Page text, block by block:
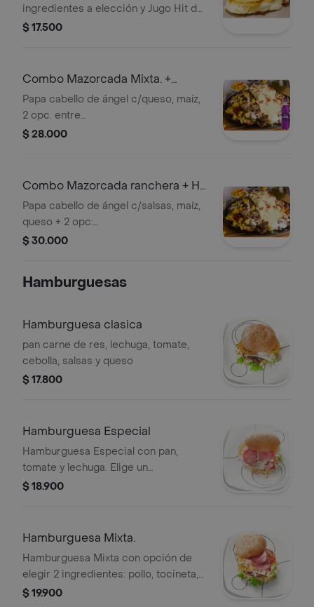
ingredientes a elección y Jugo Hit de
350 ml. Incluye opciones de salsa:
mora, lulo y mango.
$ 17.500
Combo Mazorcada Mixta. +
gaseosa 250 ml
Papa cabello de ángel c/queso, maíz,
2 opc. entre
pollo/carne/tocineta/chorizo + Papas
$ 28.000
Combo Mazorcada ranchera + Hit
350Ml
Papa cabello de ángel c/salsas, maíz,
queso + 2 opc:
pollo/carne/tocineta/chorizo + Papas
$ 30.000
Hamburguesas
Hamburguesa clasica
pan carne de res, lechuga, tomate,
cebolla, salsas y queso
$ 17.800
Hamburguesa Especial
Hamburguesa Especial con pan,
tomate y lechuga. Elige un
ingrediente: pollo, chorizo, champiñón
$ 18.900
Hamburguesa Mixta.
Hamburguesa Mixta con opción de
elegir 2 ingredientes: pollo, tocineta,
chorizo, champiñón, maíz o jamón.
$ 19.900